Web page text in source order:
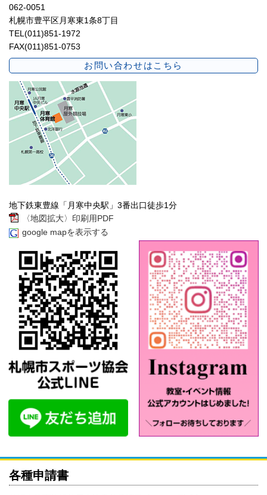
062-0051
札幌市豊平区月寒東1条8丁目
TEL(011)851-1972
FAX(011)851-0753
お問い合わせはこちら
地下鉄東豊線「月寒中央駅」3番出口徒歩1分
〈地図拡大〉印刷用PDF
google mapを表示する
各種申請書